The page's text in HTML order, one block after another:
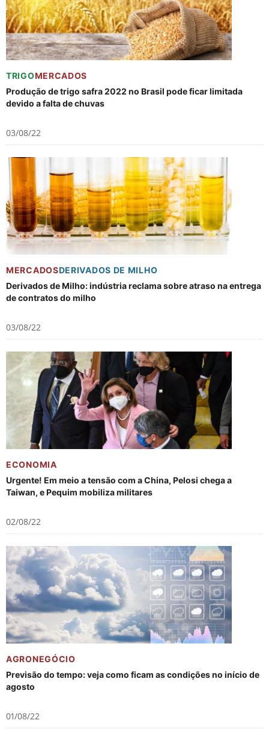
TRIGOMERCADOS
Produção de trigo safra 2022 no Brasil pode ficar limitada
devido a falta de chuvas
03/08/22
MERCADOSDERIVADOS DE MILHO
Derivados de Milho: indústria reclama sobre atraso na entrega
de contratos do milho
03/08/22
ECONOMIA
Urgente! Em meio a tensão com a China, Pelosi chega a
Taiwan, e Pequim mobiliza militares
02/08/22
AGRONEGÓCIO
Previsão do tempo: veja como ficam as condições no início de
agosto
01/08/22